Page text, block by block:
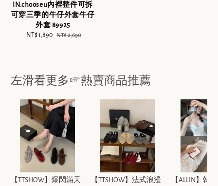
IN.chooseu內裡整件可拆
可穿三季的牛仔外套牛仔
外套 89925
Sale
NT$ 1,890 Regular
NT$ 2,690
左滑看更多☞熱賣商品推薦
【TTSHOW】爆閃滿天
【TTSHOW】法式浪漫
【ALLIN】韓